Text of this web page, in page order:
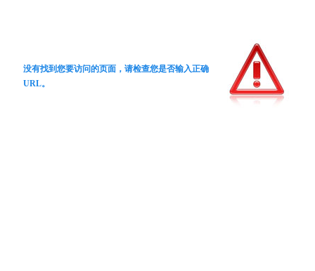
没有找到您要访问的页面，请检查您是否输入正确
URL。